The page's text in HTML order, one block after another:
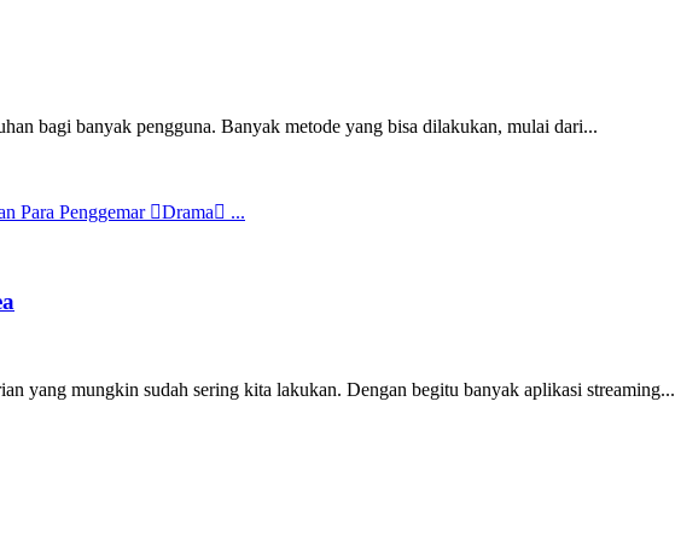
bagi banyak pengguna. Banyak metode yang bisa dilakukan, mulai dari...
yang mungkin sudah sering kita lakukan. Dengan begitu banyak aplikasi streaming...